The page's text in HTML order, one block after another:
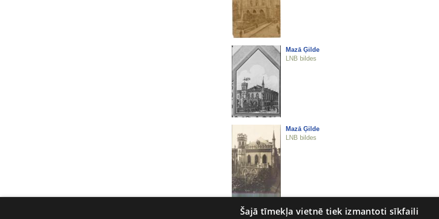
Mazā Ģilde
LNB bildes
Mazā Ģilde
LNB bildes
Mazā Ģilde
Šajā tīmekļa vietnē tiek izmantoti sīkfaili